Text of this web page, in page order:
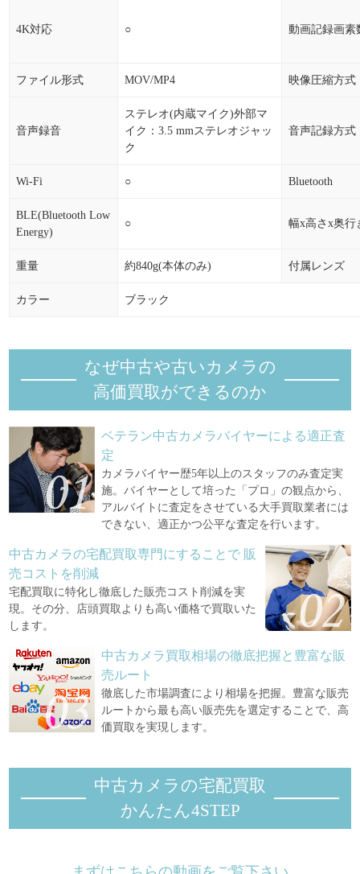
4K対応 ○ 動画記録画素
ファイル形式 MOV/MP4 映像圧縮方式
音声録音
ステレオ(内蔵マイク)外部マ
イク：3.5 mmステレオジャッ
ク
音声記録方式
Wi-Fi ○ Bluetooth
BLE(Bluetooth Low
Energy)
○ 幅x高さx奥行
重量 約840g(本体のみ) 付属レンズ
カラー ブラック
なぜ中古や古いカメラの
高価買取ができるのか
ベテラン中古カメラバイヤーによる適正査
定
カメラバイヤー歴5年以上のスタッフのみ査定実
施。バイヤーとして培った「プロ」の観点から、
アルバイトに査定をさせている大手買取業者には
できない、適正かつ公平な査定を行います。
中古カメラの宅配買取専門にすることで 販
売コストを削減
宅配買取に特化し徹底した販売コスト削減を実
現。その分、店頭買取よりも高い価格で買取いた
します。
中古カメラ買取相場の徹底把握と豊富な販
売ルート
徹底した市場調査により相場を把握。豊富な販売
ルートから最も高い販売先を選定することで、高
価買取を実現します。
中古カメラの宅配買取
かんたん4STEP